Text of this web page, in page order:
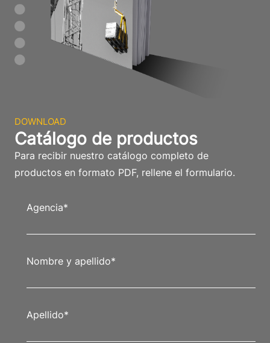
DOWNLOAD
Catálogo de productos
Para recibir nuestro catálogo completo de
productos en formato PDF, rellene el formulario.
Agencia*
Nombre y apellido*
Apellido*